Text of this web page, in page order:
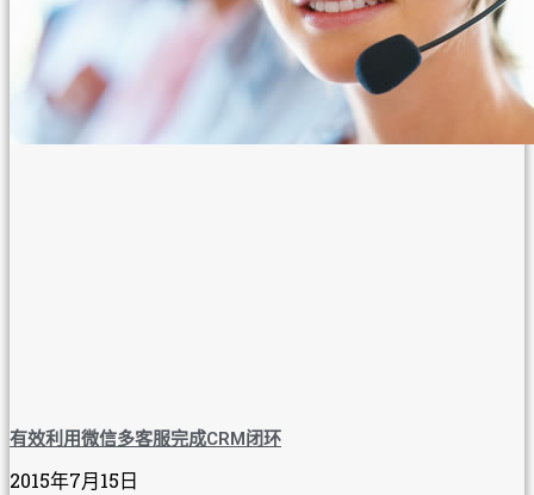
有效利用微信多客服完成CRM闭环
2015年7月15日